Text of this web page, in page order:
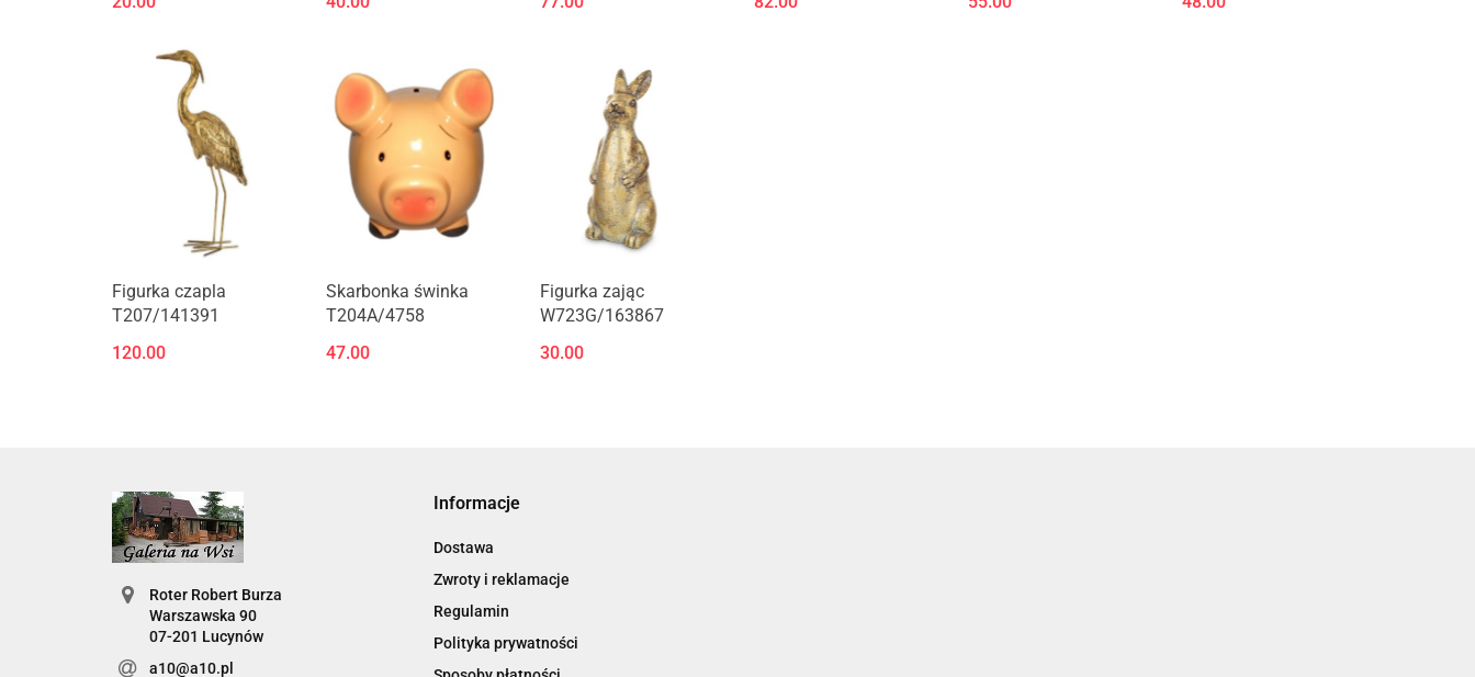
Figurka czapla
T207/141391
120.00
Skarbonka świnka
T204A/4758
47.00
Figurka zając
W723G/163867
30.00
Roter Robert Burza
Warszawska 90
07-201 Lucynów
a10@a10.pl
Informacje
Dostawa
Zwroty i reklamacje
Regulamin
Polityka prywatności